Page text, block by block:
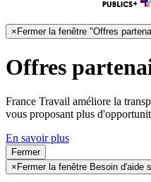
× Fermer la fenêtre "Offres
Offres
France Travail améliore la
vous proposant plus
En savoir plus
Fermer
× Fermer la fenêtre Besoin d'aide